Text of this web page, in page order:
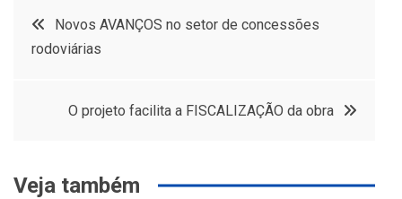
Navegação
Post
Novos AVANÇOS no setor de concessões
rodoviárias
O projeto facilita a FISCALIZAÇÃO da obra
Veja também